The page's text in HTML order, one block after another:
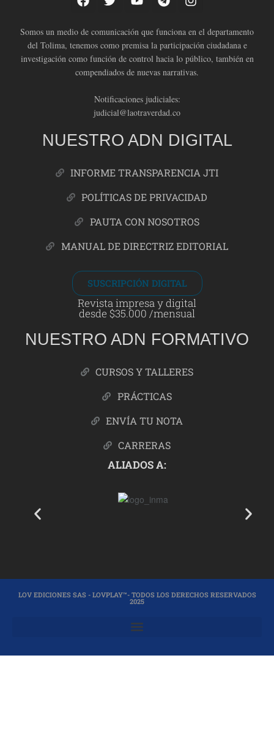
Somos un medio de comunicación que funciona en el departamento
del Tolima, tenemos como premisa la participación ciudadana e
investigación como función de control hacia lo público, también en
compendiados de nuevas narrativas.
Notificaciones judiciales:
judicial@laotraverdad.co
NUESTRO ADN DIGITAL
INFORME TRANSPARENCIA JTI
POLÍTICAS DE PRIVACIDAD
PAUTA CON NOSOTROS
MANUAL DE DIRECTRIZ EDITORIAL
SUSCRIPCIÓN DIGITAL
Revista impresa y digital
desde $35.000 /mensual
NUESTRO ADN FORMATIVO
CURSOS Y TALLERES
PRÁCTICAS
ENVÍA TU NOTA
CARRERAS
ALIADOS A:
LOV EDICIONES SAS - LOVPLAY™- TODOS LOS DERECHOS RESERVADOS
2025